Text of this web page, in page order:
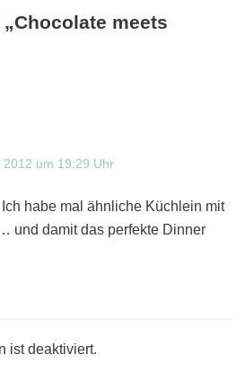
meets
um 19:29 Uhr
habe mal ähnliche Küchlein mit
und damit das perfekte Dinner
ist deaktiviert.